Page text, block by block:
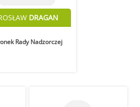
DRAGAN
Rady Nadzorczej